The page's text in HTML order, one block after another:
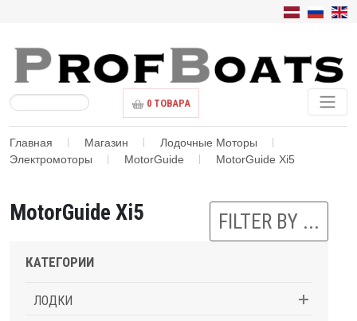
0 ТОВАРА
Главная Магазин
Лодочные Моторы
Электромоторы
MotorGuide MotorGuide Xi5
MotorGuide Xi5 FILTER BY ...
КАТЕГОРИИ
ЛОДКИ